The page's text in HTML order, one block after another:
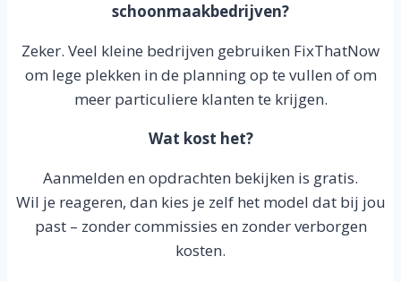
schoonmaakbedrijven?
Zeker. Veel kleine bedrijven gebruiken FixThatNow
om lege plekken in de planning op te vullen of om
meer particuliere klanten te krijgen.
Wat kost het?
Aanmelden en opdrachten bekijken is gratis.
Wil je reageren, dan kies je zelf het model dat bij jou
past – zonder commissies en zonder verborgen
kosten.